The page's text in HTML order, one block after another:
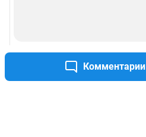
Комментарии